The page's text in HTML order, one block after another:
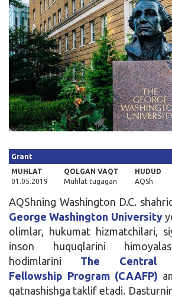
Qidirish
Kirish
Grant
MUHLAT
01.05.2019
QOLGAN VAQT
Muhlat tugagan
HUDUD
AQSh
AQShning Washington D.C.
George Washington University
olimlar, hukumat hizmatchilari,
inson huquqlarini
hodimlarini The Central
Fellowship Program (CAAFP)
qatnashishga taklif etadi.